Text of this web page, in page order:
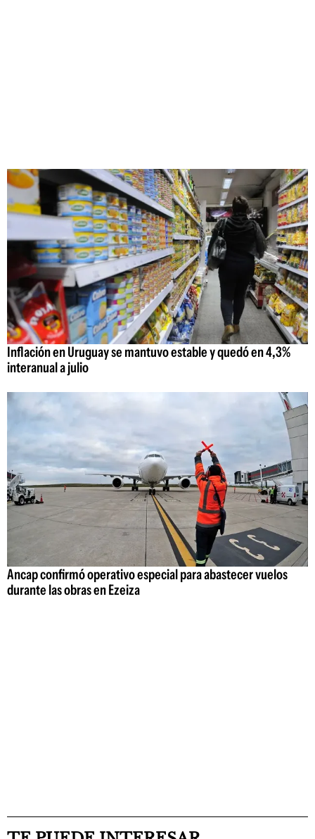
Inflación en Uruguay se mantuvo estable y quedó en 4,3%
interanual a julio
Ancap confirmó operativo especial para abastecer vuelos
durante las obras en Ezeiza